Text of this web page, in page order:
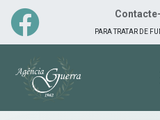
PARA TRATAR DE